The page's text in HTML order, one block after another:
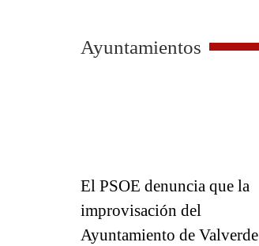
Ayuntamientos
El PSOE denuncia que la
improvisación del
Ayuntamiento de Valverde